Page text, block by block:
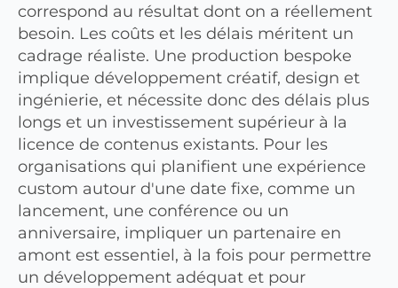
correspond au résultat dont on a réellement
besoin. Les coûts et les délais méritent un
cadrage réaliste. Une production bespoke
implique développement créatif, design et
ingénierie, et nécessite donc des délais plus
longs et un investissement supérieur à la
licence de contenus existants. Pour les
organisations qui planifient une expérience
custom autour d'une date fixe, comme un
lancement, une conférence ou un
anniversaire, impliquer un partenaire en
amont est essentiel, à la fois pour permettre
un développement adéquat et pour